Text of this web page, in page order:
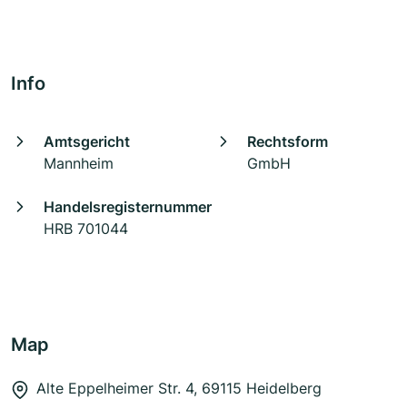
Info
Amtsgericht
Mannheim
Rechtsform
GmbH
Handelsregisternummer
HRB 701044
Map
Alte Eppelheimer Str. 4, 69115 Heidelberg